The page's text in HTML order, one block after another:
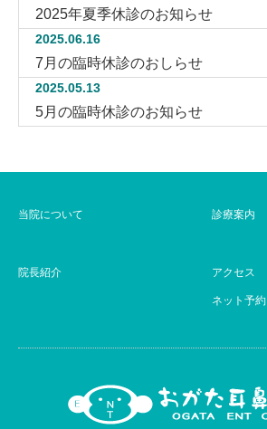
2025年夏季休診のお知らせ
2025.06.16
7月の臨時休診のおしらせ
2025.05.13
5月の臨時休診のお知らせ
当院について 診療案内
院長紹介 アクセス
ネット予約